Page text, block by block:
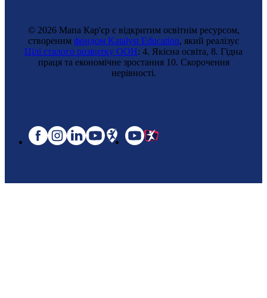
© 2026 Мапа Кар'єр є відкритим освітнім ресурсом,
створеним фондом Katalyst Education, який реалізує
Цілі сталого розвитку ООН: 4. Якісна освіта, 8. Гідна
праця та економічне зростання 10. Cкорочення
нерівності.